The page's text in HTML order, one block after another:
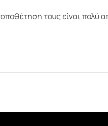
τους είναι πολύ